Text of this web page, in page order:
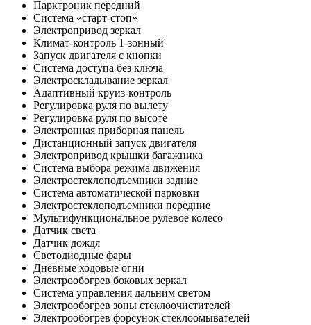
Парктроник передний
Система «старт-стоп»
Электропривод зеркал
Климат-контроль 1-зонный
Запуск двигателя с кнопки
Система доступа без ключа
Электроскладывание зеркал
Адаптивный круиз-контроль
Регулировка руля по вылету
Регулировка руля по высоте
Электронная приборная панель
Дистанционный запуск двигателя
Электропривод крышки багажника
Система выбора режима движения
Электростеклоподъемники задние
Система автоматической парковки
Электростеклоподъемники передние
Мультифункциональное рулевое колесо
Датчик света
Датчик дождя
Светодиодные фары
Дневные ходовые огни
Электрообогрев боковых зеркал
Система управления дальним светом
Электрообогрев зоны стеклоочистителей
Электрообогрев форсунок стеклоомывателей